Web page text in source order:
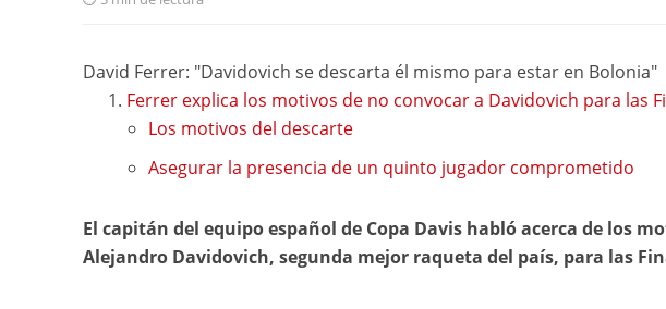
David Ferrer: "Davidovich se descarta él mismo para estar en Bolonia"
Ferrer explica los motivos de no convocar a Davidovich para las
Los motivos del descarte
Asegurar la presencia de un quinto jugador comprometido
El capitán del equipo español de Copa Davis habló acerca de los
Alejandro Davidovich, segunda mejor raqueta del país, para las